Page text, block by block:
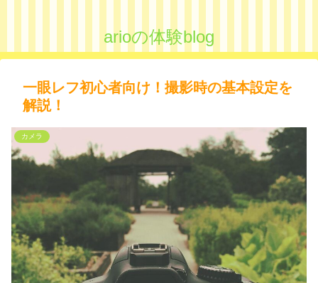
arioの体験blog
一眼レフ初心者向け！撮影時の基本設定を
解説！
カメラ